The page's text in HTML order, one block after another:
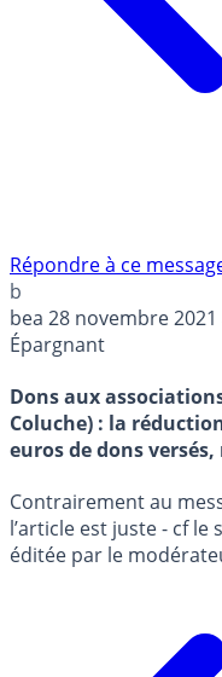
Répondre à ce
b
bea 28 novembre
Épargnant
Dons aux
Coluche) : la
euros de dons
Contrairement au
l’article est juste - cf
éditée par le